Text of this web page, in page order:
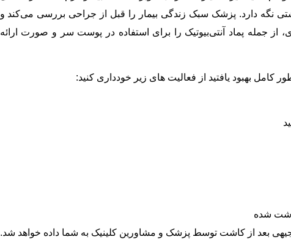
نگه دارد. پزشک سبک زندگی بیمار را قبل از جراحی بررسی می‌کند و
از جمله پماد آنتی‌بیوتیک را برای استفاده در پوست سر و صورت ارائه
کامل بهبود یافتید از فعالیت های زیر خودداری کنید:
شده
بعد از کاشت توسط پزشک و مشاورین کلینیک به شما داده خواهد شد.